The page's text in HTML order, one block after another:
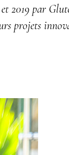
2019 par
projets